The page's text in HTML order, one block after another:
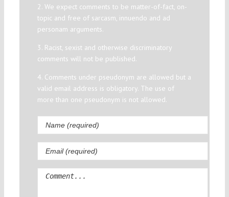
2. We expect comments to be matter-of-fact, on-
topic and free of sarcasm, innuendo and ad
personam arguments.
3. Racist, sexist and otherwise discriminatory
comments will not be published.
4. Comments under pseudonym are allowed but a
valid email address is obligatory. The use of
more than one pseudonym is not allowed.
Comment